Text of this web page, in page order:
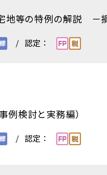
地等の特例の解説
例検討と実務編）